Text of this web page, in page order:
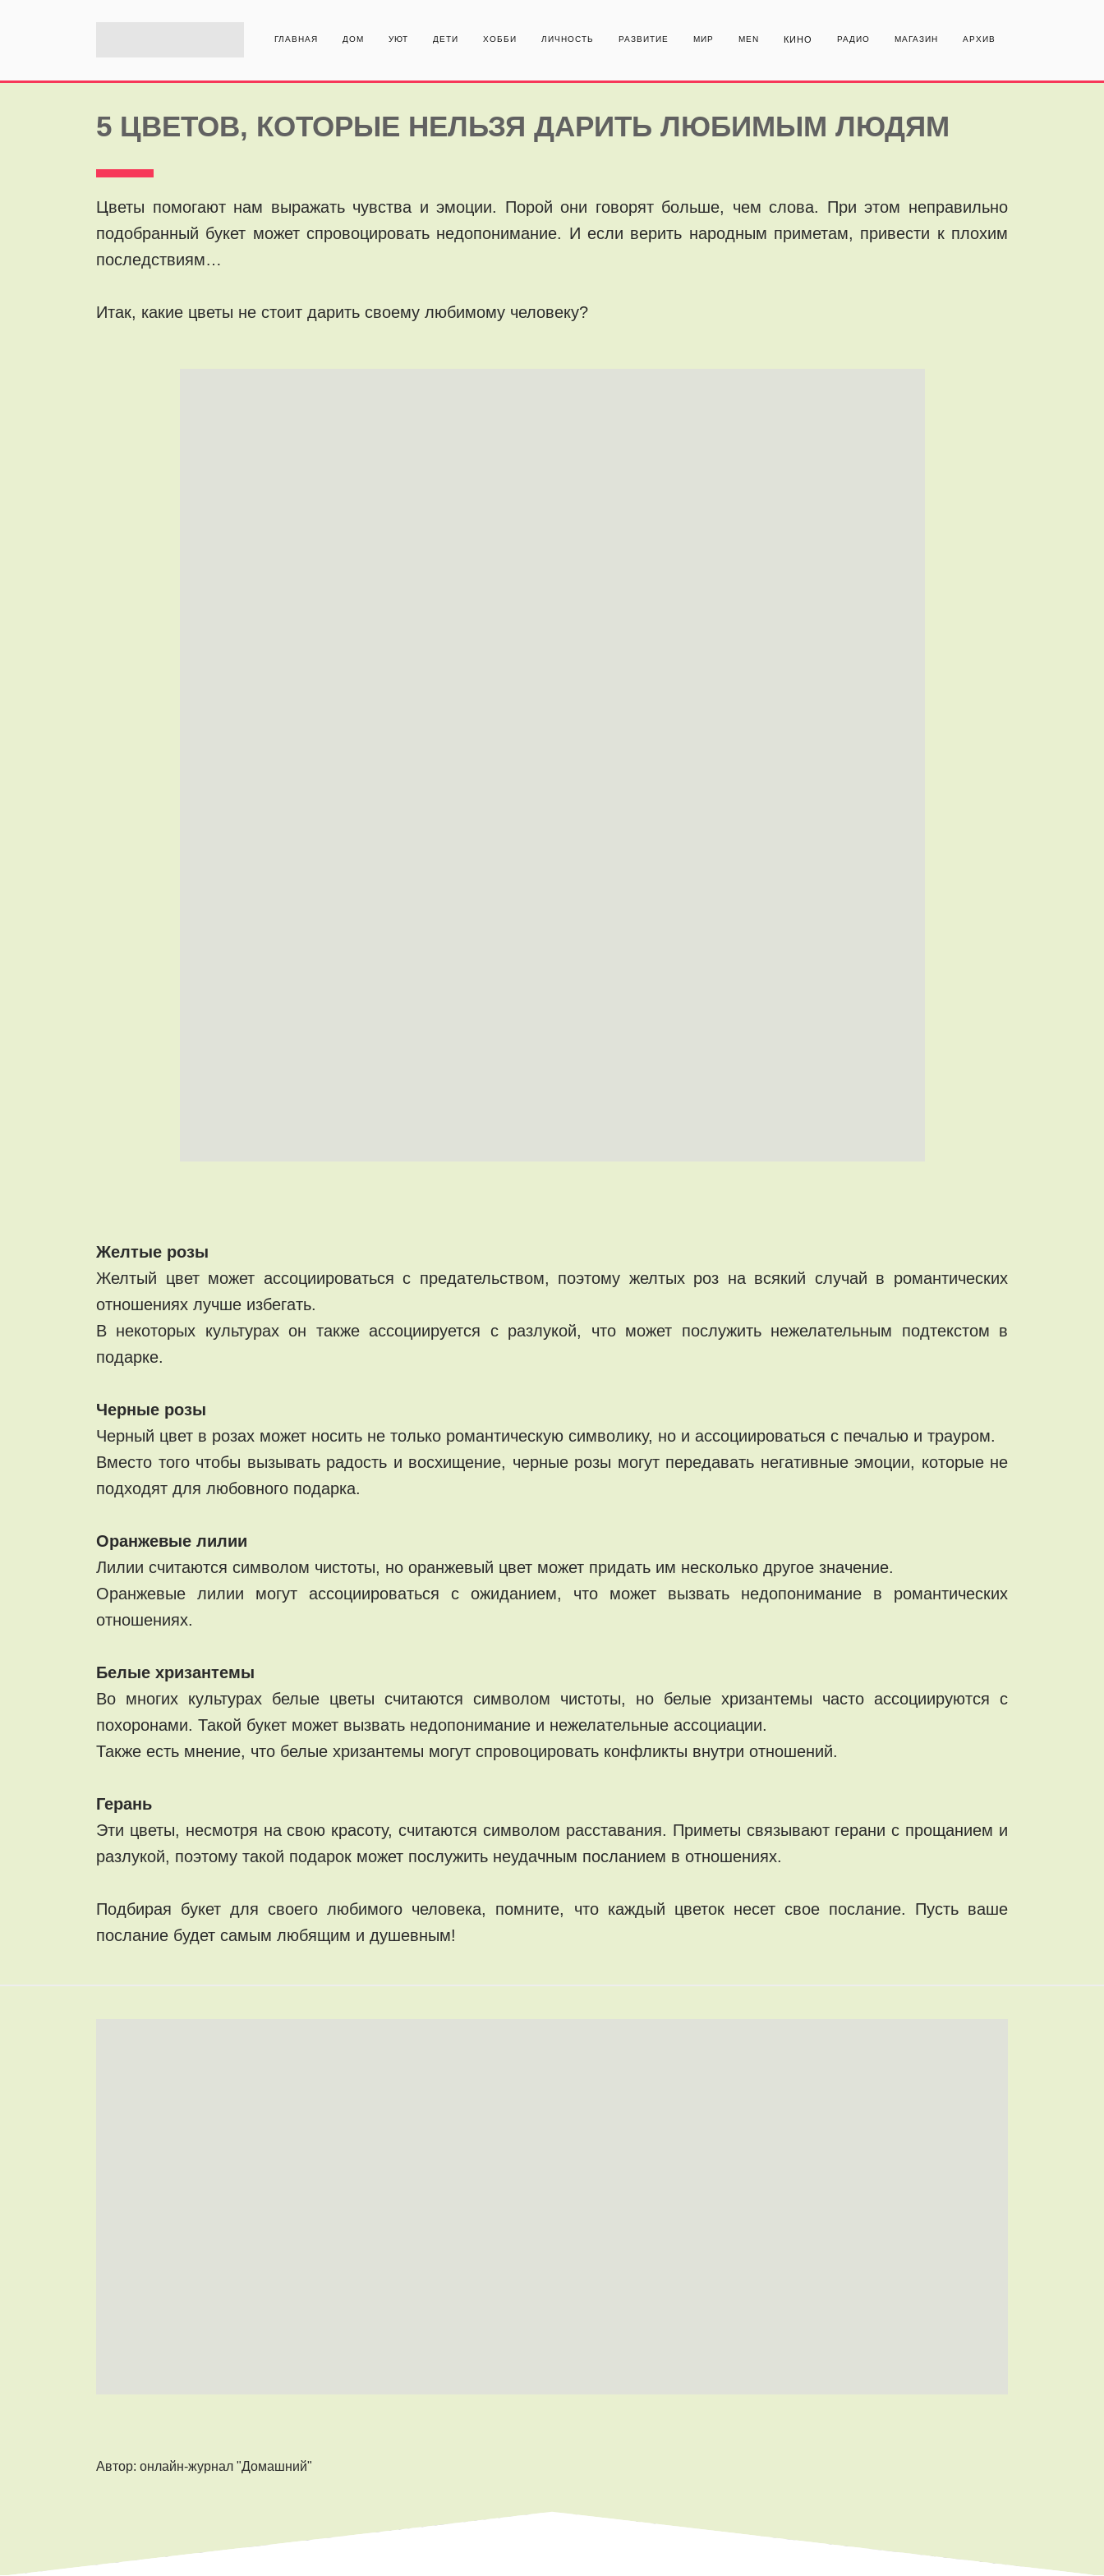
ГЛАВНАЯ ДОМ УЮТ ДЕТИ ХОББИ ЛИЧНОСТЬ РАЗВИТИЕ МИР MEN КИНО РАДИО МАГАЗИН АРХИВ
5 ЦВЕТОВ, КОТОРЫЕ НЕЛЬЗЯ ДАРИТЬ ЛЮБИМЫМ ЛЮДЯМ
Цветы помогают нам выражать чувства и эмоции. Порой они говорят больше, чем слова. При этом неправильно
подобранный букет может спровоцировать недопонимание. И если верить народным приметам, привести к плохим
последствиям…
Итак, какие цветы не стоит дарить своему любимому человеку?
Желтые розы
Желтый цвет может ассоциироваться с предательством, поэтому желтых роз на всякий случай в романтических
отношениях лучше избегать.
В некоторых культурах он также ассоциируется с разлукой, что может послужить нежелательным подтекстом в
подарке.
Черные розы
Черный цвет в розах может носить не только романтическую символику, но и ассоциироваться с печалью и трауром.
Вместо того чтобы вызывать радость и восхищение, черные розы могут передавать негативные эмоции, которые не
подходят для любовного подарка.
Оранжевые лилии
Лилии считаются символом чистоты, но оранжевый цвет может придать им несколько другое значение.
Оранжевые лилии могут ассоциироваться с ожиданием, что может вызвать недопонимание в романтических
отношениях.
Белые хризантемы
Во многих культурах белые цветы считаются символом чистоты, но белые хризантемы часто ассоциируются с
похоронами. Такой букет может вызвать недопонимание и нежелательные ассоциации.
Также есть мнение, что белые хризантемы могут спровоцировать конфликты внутри отношений.
Герань
Эти цветы, несмотря на свою красоту, считаются символом расставания. Приметы связывают герани с прощанием и
разлукой, поэтому такой подарок может послужить неудачным посланием в отношениях.
Подбирая букет для своего любимого человека, помните, что каждый цветок несет свое послание. Пусть ваше
послание будет самым любящим и душевным!
Автор: онлайн-журнал "Домашний"